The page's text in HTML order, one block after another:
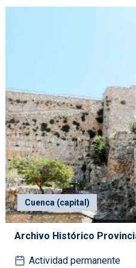
Cuenca (capital)
Archivo Histórico
Actividad permanente